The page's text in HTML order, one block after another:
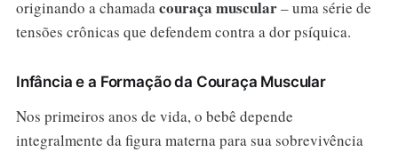
originando a chamadacouraça muscular– uma série de
tensões crônicas que defendem contra a dor psíquica.
Infância e a Formação da Couraça Muscular
Nos primeiros anos de vida, o bebê depende
integralmente da figura materna para sua sobrevivência